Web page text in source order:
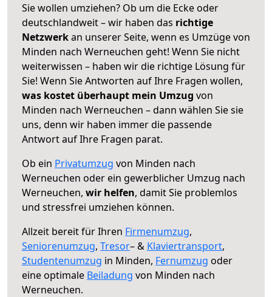
Sie wollen umziehen? Ob um die Ecke oder
deutschlandweit – wir haben das richtige
Netzwerkan unserer Seite, wenn es Umzüge von
Minden nach Werneuchen geht! Wenn Sie nicht
weiterwissen – haben wir die richtige Lösung für
Sie! Wenn Sie Antworten auf Ihre Fragen wollen,
was kostet überhaupt mein Umzug von
Minden nach Werneuchen – dann wählen Sie sie
uns, denn wir haben immer die passende
Antwort auf Ihre Fragen parat.
Ob ein Privatumzug von Minden nach
Werneuchen oder ein gewerblicher Umzug nach
Werneuchen, wir helfen, damit Sie problemlos
und stressfrei umziehen können.
Allzeit bereit für Ihren Firmenumzug,
Seniorenumzug, Tresor– & Klaviertransport,
Studentenumzug in Minden, Fernumzug oder
eine optimale Beiladung von Minden nach
Werneuchen.